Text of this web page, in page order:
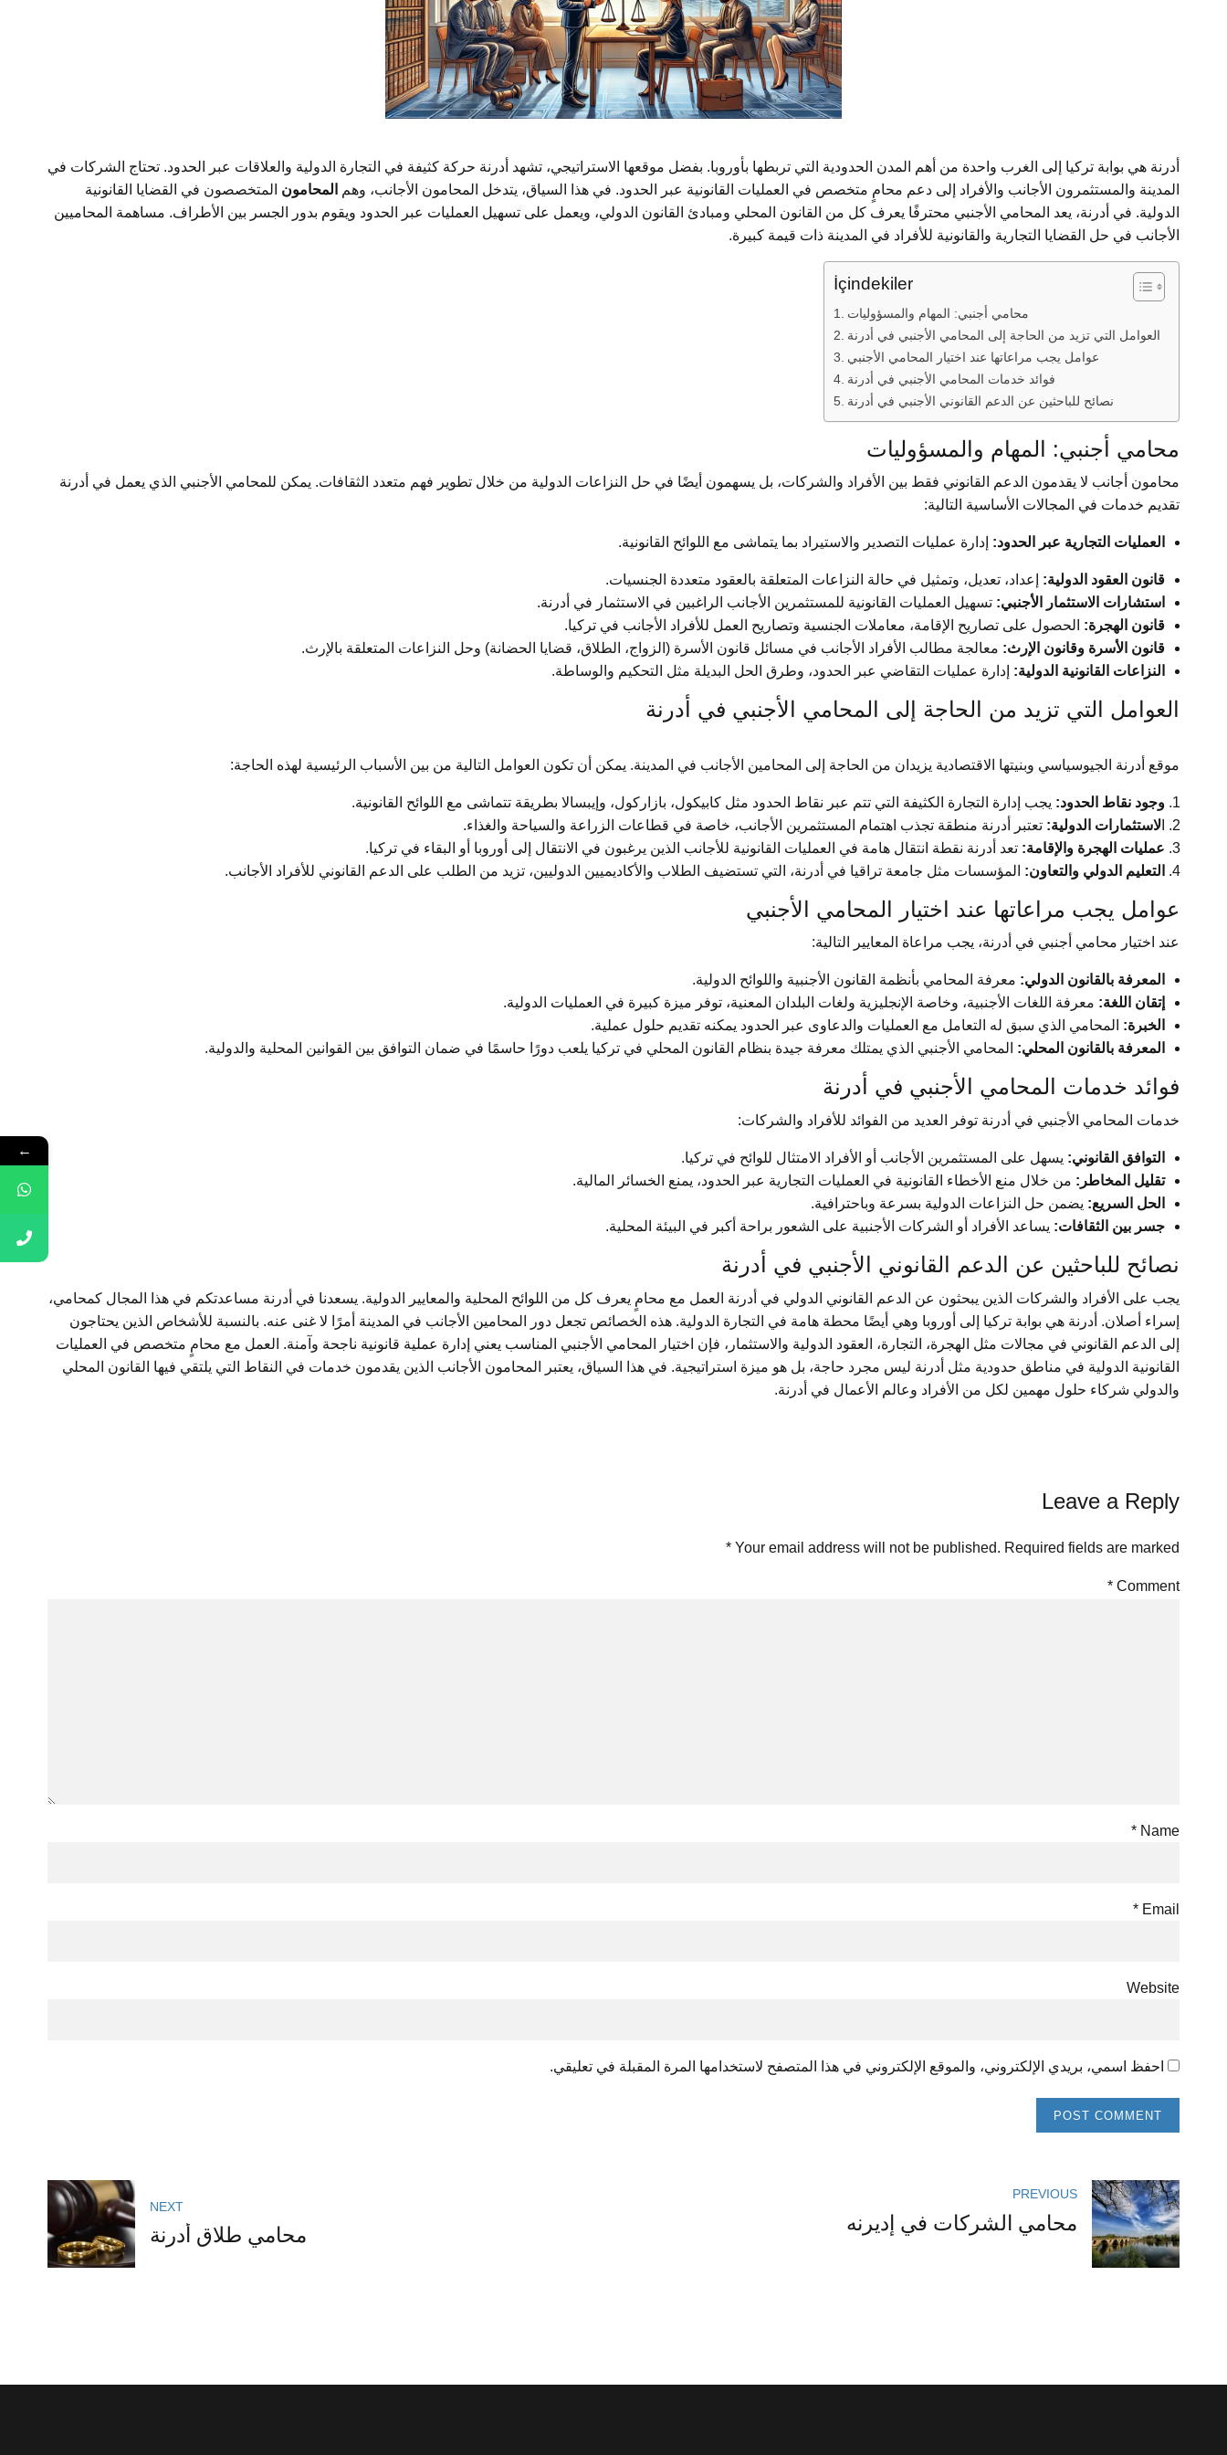
أدرنة هي بوابة تركيا إلى الغرب واحدة من أهم المدن الحدودية التي تربطها بأوروبا. بفضل موقعها الاستراتيجي، تشهد أدرنة حركة كثيفة في التجارة الدولية والعلاقات عبر الحدود. تحتاج الشركات في
المدينة والمستثمرون الأجانب والأفراد إلى دعم محامٍ متخصص في العمليات القانونية عبر الحدود. في هذا السياق، يتدخل المحامون الأجانب، وهم
المحامون المتخصصون في القضايا القانونية
الدولية. في أدرنة، يعد المحامي الأجنبي محترفًا يعرف كل من القانون المحلي ومبادئ القانون الدولي، ويعمل على تسهيل العمليات عبر الحدود ويقوم بدور الجسر بين الأطراف. مساهمة المحاميين
الأجانب في حل القضايا التجارية والقانونية للأفراد في المدينة ذات قيمة كبيرة.
İçindekiler
محامي أجنبي: المهام والمسؤوليات
العوامل التي تزيد من الحاجة إلى المحامي الأجنبي في أدرنة
عوامل يجب مراعاتها عند اختيار المحامي الأجنبي
فوائد خدمات المحامي الأجنبي في أدرنة
نصائح للباحثين عن الدعم القانوني الأجنبي في أدرنة
محامي أجنبي: المهام والمسؤوليات
محامون أجانب لا يقدمون الدعم القانوني فقط بين الأفراد والشركات، بل يسهمون أيضًا في حل النزاعات الدولية من خلال تطوير فهم متعدد الثقافات. يمكن للمحامي الأجنبي الذي يعمل في أدرنة
تقديم خدمات في المجالات الأساسية التالية:
العمليات التجارية عبر الحدود: إدارة عمليات التصدير والاستيراد بما يتماشى مع اللوائح القانونية.
قانون العقود الدولية:
إعداد، تعديل، وتمثيل في حالة النزاعات المتعلقة بالعقود متعددة الجنسيات.
استشارات الاستثمار الأجنبي: تسهيل العمليات القانونية للمستثمرين الأجانب الراغبين في الاستثمار في أدرنة.
قانون الهجرة: الحصول على تصاريح الإقامة، معاملات الجنسية وتصاريح العمل للأفراد الأجانب في تركيا.
قانون الأسرة وقانون الإرث: معالجة مطالب الأفراد الأجانب في مسائل قانون الأسرة (الزواج، الطلاق، قضايا الحضانة) وحل النزاعات المتعلقة بالإرث.
النزاعات القانونية الدولية: إدارة عمليات التقاضي عبر الحدود، وطرق الحل البديلة مثل التحكيم والوساطة.
العوامل التي تزيد من الحاجة إلى المحامي الأجنبي في أدرنة
موقع أدرنة الجيوسياسي وبنيتها الاقتصادية يزيدان من الحاجة إلى المحامين الأجانب في المدينة. يمكن أن تكون العوامل التالية من بين الأسباب الرئيسية لهذه الحاجة:
وجود نقاط الحدود: يجب إدارة التجارة الكثيفة التي تتم عبر نقاط الحدود مثل كابيكول، بازاركول، وإيبسالا بطريقة تتماشى مع اللوائح القانونية.
لاستثمارات الدولية: تعتبر أدرنة منطقة تجذب اهتمام المستثمرين الأجانب، خاصة في قطاعات الزراعة والسياحة والغذاء.
عمليات الهجرة والإقامة: تعد أدرنة نقطة انتقال هامة في العمليات القانونية للأجانب الذين يرغبون في الانتقال إلى أوروبا أو البقاء في تركيا.
التعليم الدولي والتعاون: المؤسسات مثل جامعة تراقيا في أدرنة، التي تستضيف الطلاب والأكاديميين الدوليين، تزيد من الطلب على الدعم القانوني للأفراد الأجانب.
عوامل يجب مراعاتها عند اختيار المحامي الأجنبي
عند اختيار محامي أجنبي في أدرنة، يجب مراعاة المعايير التالية:
المعرفة بالقانون الدولي: معرفة المحامي بأنظمة القانون الأجنبية واللوائح الدولية.
إتقان اللغة: معرفة اللغات الأجنبية، وخاصة الإنجليزية ولغات البلدان المعنية، توفر ميزة كبيرة في العمليات الدولية.
الخبرة: المحامي الذي سبق له التعامل مع العمليات والدعاوى عبر الحدود يمكنه تقديم حلول عملية.
المعرفة بالقانون المحلي: المحامي الأجنبي الذي يمتلك معرفة جيدة بنظام القانون المحلي في تركيا يلعب دورًا حاسمًا في ضمان التوافق بين القوانين المحلية والدولية.
فوائد خدمات المحامي الأجنبي في أدرنة
خدمات المحامي الأجنبي في أدرنة توفر العديد من الفوائد للأفراد والشركات:
التوافق القانوني: يسهل على المستثمرين الأجانب أو الأفراد الامتثال للوائح في تركيا.
تقليل المخاطر: من خلال منع الأخطاء القانونية في العمليات التجارية عبر الحدود، يمنع الخسائر المالية.
الحل السريع: يضمن حل النزاعات الدولية بسرعة وباحترافية.
جسر بين الثقافات: يساعد الأفراد أو الشركات الأجنبية على الشعور براحة أكبر في البيئة المحلية.
نصائح للباحثين عن الدعم القانوني الأجنبي في أدرنة
يجب على الأفراد والشركات الذين يبحثون عن الدعم القانوني الدولي في أدرنة العمل مع محامٍ يعرف كل من اللوائح المحلية والمعايير الدولية. يسعدنا في أدرنة مساعدتكم في هذا المجال كمحامي،
إسراء أصلان. أدرنة هي بوابة تركيا إلى أوروبا وهي أيضًا محطة هامة في التجارة الدولية. هذه الخصائص تجعل دور المحامين الأجانب في المدينة أمرًا لا غنى عنه. بالنسبة للأشخاص الذين يحتاجون
إلى الدعم القانوني في مجالات مثل الهجرة، التجارة، العقود الدولية والاستثمار، فإن اختيار المحامي الأجنبي المناسب يعني إدارة عملية قانونية ناجحة وآمنة. العمل مع محامٍ متخصص في العمليات
القانونية الدولية في مناطق حدودية مثل أدرنة ليس مجرد حاجة، بل هو ميزة استراتيجية. في هذا السياق، يعتبر المحامون الأجانب الذين يقدمون خدمات في النقاط التي يلتقي فيها القانون المحلي
والدولي شركاء حلول مهمين لكل من الأفراد وعالم الأعمال في أدرنة.
Leave a Reply
Your email address will not be published. Required fields are marked *
Comment
*
Name *
Email *
Website
احفظ اسمي، بريدي الإلكتروني، والموقع الإلكتروني في هذا المتصفح لاستخدامها المرة المقبلة في تعليقي.
POST COMMENT
PREVIOUS
محامي الشركات في إديرنه
NEXT
محامي طلاق أدرنة
←